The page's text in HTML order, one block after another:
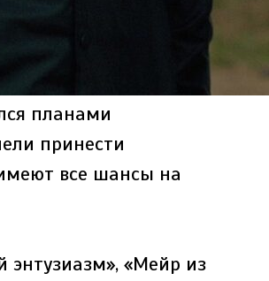
планами
принести
все шансы на
энтузиазм», «Мейр из